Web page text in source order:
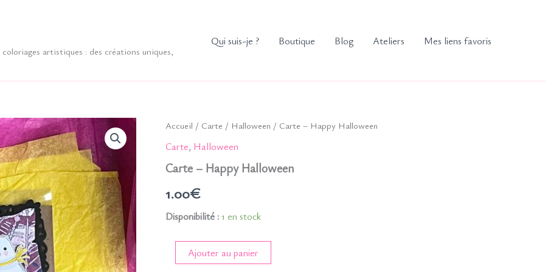
artistiques : des créations uniques,
Qui suis-je ? Boutique Blog Ateliers Mes liens favoris
Accueil / Carte / Halloween / Carte – Happy Halloween
Carte, Halloween
Carte – Happy Halloween
1.00€
Disponibilité :1 en stock
Ajouter au panier